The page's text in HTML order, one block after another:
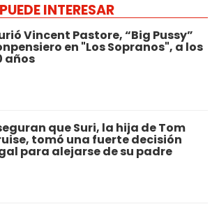
INTERESAR
Vincent Pastore, “Big Pussy”
en "Los Sopranos", a los
años
que Suri, la hija de Tom
tomó una fuerte decisión
para alejarse de su padre